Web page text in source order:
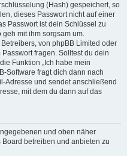
(Hash) gespeichert, so
dieses Passwort nicht auf einer
Passwort ist dein Schlüssel zu
mit ihm sorgsam um.
von phpBB Limited oder
fragen. Solltest du dein
Funktion „Ich habe mein
Software fragt dich dann nach
Adresse und sendet anschließend
mit dem du dann auf das
und oben näher
betreiben und anbieten zu